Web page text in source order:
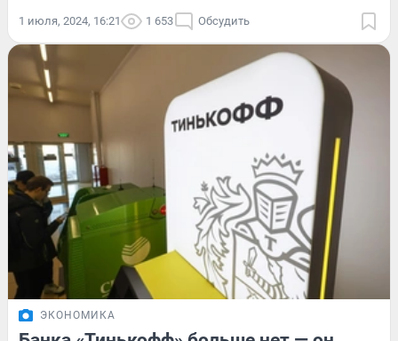
1 июля, 2024, 16:21 1 653 Обсудить
ЭКОНОМИКА